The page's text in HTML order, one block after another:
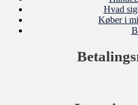
Hvad
Køber i